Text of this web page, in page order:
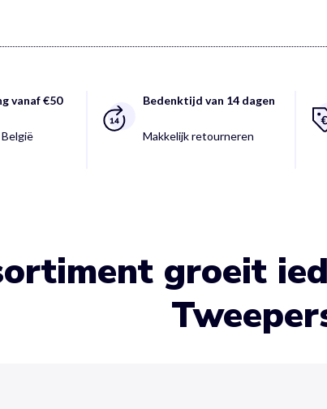
vanaf €50 Bedenktijd van 14 dagen
Makkelijk retourneren
groeit